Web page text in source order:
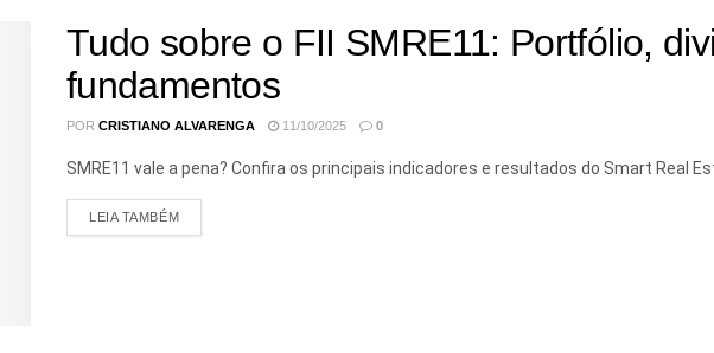
Tudo sobre o FII SMRE11: Portfólio,
fundamentos
POR CRISTIANO ALVARENGA 11/10/2025 0
SMRE11 vale a pena? Confira os principais indicadores e resultados do Smart Real
LEIA TAMBÉM